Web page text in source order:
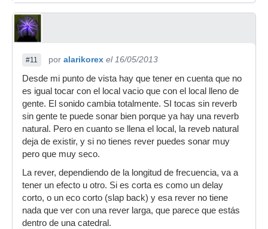
#11 por alarikorex el 16/05/2013
Desde mi punto de vista hay que tener en cuenta que no
es igual tocar con el local vacio que con el local lleno de
gente. El sonido cambia totalmente. SI tocas sin reverb
sin gente te puede sonar bien porque ya hay una reverb
natural. Pero en cuanto se llena el local, la reveb natural
deja de existir, y si no tienes rever puedes sonar muy
pero que muy seco.
La rever, dependiendo de la longitud de frecuencia, va a
tener un efecto u otro. Si es corta es como un delay
corto, o un eco corto (slap back) y esa rever no tiene
nada que ver con una rever larga, que parece que estás
dentro de una catedral.